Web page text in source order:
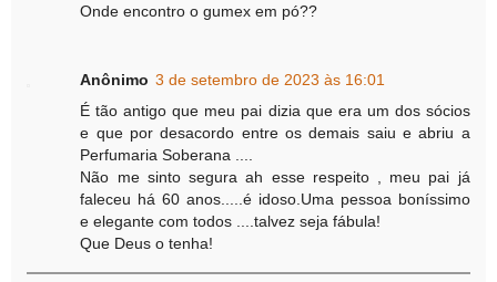
Onde encontro o gumex em pó??
Anônimo 3 de setembro de 2023 às 16:01
É tão antigo que meu pai dizia que era um dos sócios
e que por desacordo entre os demais saiu e abriu a
Perfumaria Soberana ....
Não me sinto segura ah esse respeito , meu pai já
faleceu há 60 anos.....é idoso.Uma pessoa boníssimo
e elegante com todos ....talvez seja fábula!
Que Deus o tenha!